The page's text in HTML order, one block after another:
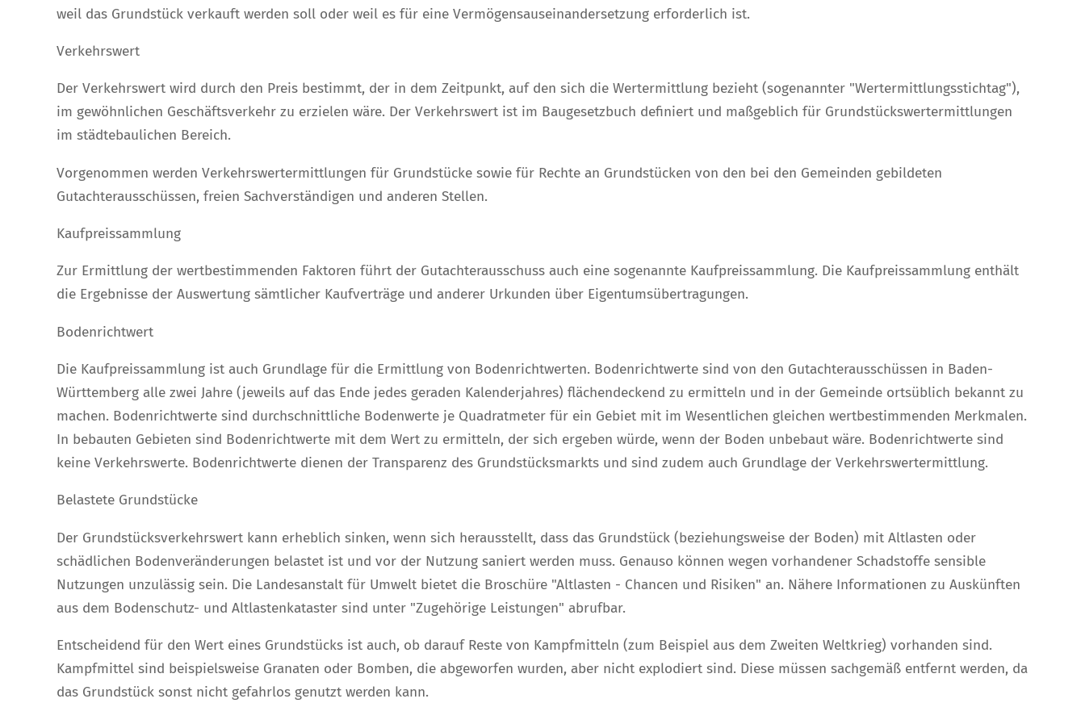
weil das Grundstück verkauft werden soll oder weil es für eine Vermögensauseinandersetzung erforderlich ist.
Verkehrswert
Der Verkehrswert wird durch den Preis bestimmt, der in dem Zeitpunkt, auf den sich die Wertermittlung bezieht (sogenannter "Wertermittlungsstichtag"),
im gewöhnlichen Geschäftsverkehr zu erzielen wäre. Der Verkehrswert ist im Baugesetzbuch definiert und maßgeblich für Grundstückswertermittlungen
im städtebaulichen Bereich.
Vorgenommen werden Verkehrswertermittlungen für Grundstücke sowie für Rechte an Grundstücken von den bei den Gemeinden gebildeten
Gutachterausschüssen, freien Sachverständigen und anderen Stellen.
Kaufpreissammlung
Zur Ermittlung der wertbestimmenden Faktoren führt der Gutachterausschuss auch eine sogenannte Kaufpreissammlung. Die Kaufpreissammlung enthält
die Ergebnisse der Auswertung sämtlicher Kaufverträge und anderer Urkunden über Eigentumsübertragungen.
Bodenrichtwert
Die Kaufpreissammlung ist auch Grundlage für die Ermittlung von Bodenrichtwerten. Bodenrichtwerte sind von den Gutachterausschüssen in Baden-
Württemberg alle zwei Jahre (jeweils auf das Ende jedes geraden Kalenderjahres) flächendeckend zu ermitteln und in der Gemeinde ortsüblich bekannt zu
machen. Bodenrichtwerte sind durchschnittliche Bodenwerte je Quadratmeter für ein Gebiet mit im Wesentlichen gleichen wertbestimmenden Merkmalen.
In bebauten Gebieten sind Bodenrichtwerte mit dem Wert zu ermitteln, der sich ergeben würde, wenn der Boden unbebaut wäre. Bodenrichtwerte sind
keine Verkehrswerte. Bodenrichtwerte dienen der Transparenz des Grundstücksmarkts und sind zudem auch Grundlage der Verkehrswertermittlung.
Belastete Grundstücke
Der Grundstücksverkehrswert kann erheblich sinken, wenn sich herausstellt, dass das Grundstück (beziehungsweise der Boden) mit Altlasten oder
schädlichen Bodenveränderungen belastet ist und vor der Nutzung saniert werden muss. Genauso können wegen vorhandener Schadstoffe sensible
Nutzungen unzulässig sein. Die Landesanstalt für Umwelt bietet die Broschüre "Altlasten - Chancen und Risiken" an. Nähere Informationen zu Auskünften
aus dem Bodenschutz- und Altlastenkataster sind unter "Zugehörige Leistungen" abrufbar.
Entscheidend für den Wert eines Grundstücks ist auch, ob darauf Reste von Kampfmitteln (zum Beispiel aus dem Zweiten Weltkrieg) vorhanden sind.
Kampfmittel sind beispielsweise Granaten oder Bomben, die abgeworfen wurden, aber nicht explodiert sind. Diese müssen sachgemäß entfernt werden, da
das Grundstück sonst nicht gefahrlos genutzt werden kann.